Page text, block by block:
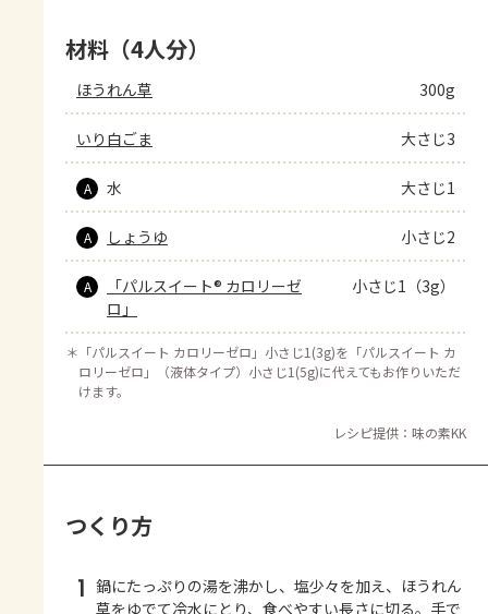
材料（4人分）
ほうれん草 300g
いり白ごま 大さじ3
A 水 大さじ1
A しょうゆ 小さじ2
A
「パルスイート® カロリーゼ
ロ」
小さじ1（3g）
＊ 「パルスイート カロリーゼロ」小さじ1(3g)を「パルスイート カ
ロリーゼロ」（液体タイプ）小さじ1(5g)に代えてもお作りいただ
けます。
レシピ提供：味の素KK
つくり方
1 鍋にたっぷりの湯を沸かし、塩少々を加え、ほうれん
草をゆでて冷水にとり、食べやすい長さに切る。手で